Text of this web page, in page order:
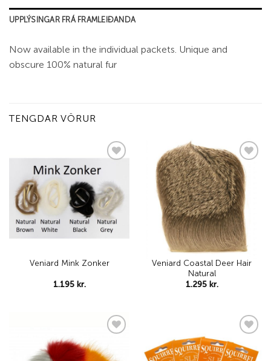
UPPLÝSINGAR FRÁ FRAMLEIÐANDA
Now available in the individual packets. Unique and
obscure 100% natural fur
TENGDAR VÖRUR
Veniard Mink Zonker
1.195 kr.
Add to
wishlist
Veniard Coastal Deer Hair
Natural
1.295 kr.
wishlist
Add to
wishlist